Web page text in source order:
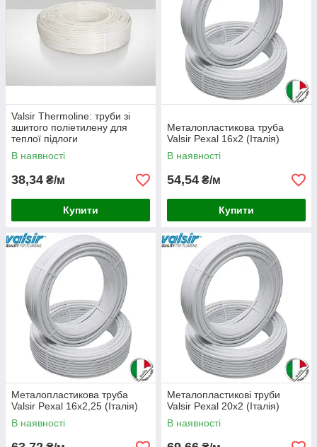
Valsir Thermoline: труби зі
зшитого поліетилену для
теплої підлоги
В наявності
38,34 ₴/м
Купити
Металопластикова труба
Valsir Pexal 16х2 (Італія)
В наявності
54,54 ₴/м
Купити
Металопластикова труба
Valsir Pexal 16x2,25 (Італія)
В наявності
Металопластикові труби
Valsir Pexal 20х2 (Італія)
В наявності